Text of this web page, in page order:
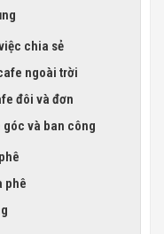
chia sẻ
ngoài trời
đôi và đơn
góc và ban công
phê